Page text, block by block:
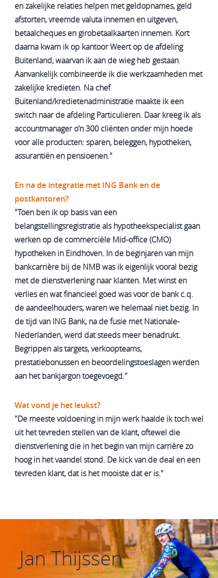
en zakelijke relaties helpen met geldopnames, geld
afstorten, vreemde valuta innemen en uitgeven,
betaalcheques en girobetaalkaarten innemen. Kort
daarna kwam ik op kantoor Weert op de afdeling
Buitenland, waarvan ik aan de wieg heb gestaan.
Aanvankelijk combineerde ik die werkzaamheden met
zakelijke kredieten. Na chef
Buitenland/kredietenadministratie maakte ik een
switch naar de afdeling Particulieren. Daar kreeg ik als
accountmanager o’n 300 cliënten onder mijn hoede
voor alle producten: sparen, beleggen, hypotheken,
assurantiën en pensioenen."
En na de integratie met ING Bank en de
postkantoren?
"Toen ben ik op basis van een
belangstellingsregistratie als hypotheekspecialist gaan
werken op de commerciële Mid-office (CMO)
hypotheken in Eindhoven. In de beginjaren van mijn
bankcarrière bij de NMB was ik eigenlijk vooral bezig
met de dienstverlening naar klanten. Met winst en
verlies en wat financieel goed was voor de bank c.q.
de aandeelhouders, waren we helemaal niet bezig. In
de tijd van ING Bank, na de fusie met Nationale-
Nederlanden, werd dat steeds meer benadrukt.
Begrippen als targets, verkoopteams,
prestatiebonussen en beoordelingstoeslagen werden
aan het bankjargon toegevoegd."
Wat vond je het leukst?
"De meeste voldoening in mijn werk haalde ik toch wel
uit het tevreden stellen van de klant, oftewel die
dienstverlening die in het begin van mijn carrière zo
hoog in het vaandel stond. De kick van de deal en een
tevreden klant, dat is het mooiste dat er is."
Jan Thijssen